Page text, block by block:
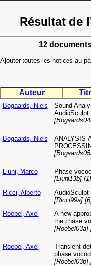
Résultat de
12
Ajouter toutes les notices au
Auteur
Bogaards, Niels
Sound
AudioSculpt
Bogaards, Niels
ANALYSIS-
Liuni, Marco
Phase
[Liuni13b] [1]
Ricci, Alberto
AudioSculpt
[Ricci99a]
Roebel, Axel
A new
the phase
[Roebel03a]
Roebel, Axel
Transient
phase
[Roebel03b]